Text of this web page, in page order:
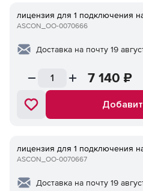
лицензия для 1 подключения
ASCON_ОО-0070666
Доставка на почту 19
7 140 ₽
лицензия для 1 подключения
ASCON_ОО-0070667
Доставка на почту 19